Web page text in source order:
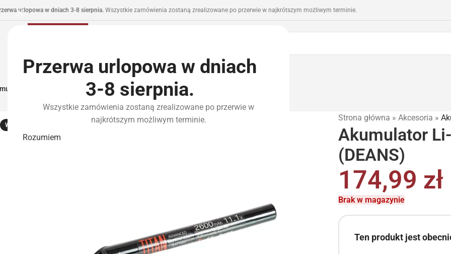
Przerwa urlopowa w dniach
3-8 sierpnia.
Wszystkie zamówienia zostaną zrealizowane po przerwie w
najkrótszym możliwym terminie.
Rozumiem
urlopowa w dniach 3-8 sierpnia. Wszystkie zamówienia zostaną zrealizowane po przerwie w najkrótszym możliwym terminie.
I Zasilanie Części I Tuning HPAWyposażenie Taktyczne
WYPRZEDANE
Strona główna » Akcesoria »
Akumulator
(DEANS)
174,99 zł
Brak w magazynie
Ten produkt jest